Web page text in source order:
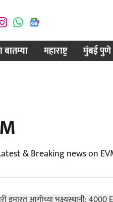
बातम्या
महाराष्ट्र मुंबई पुणे
& Breaking news on